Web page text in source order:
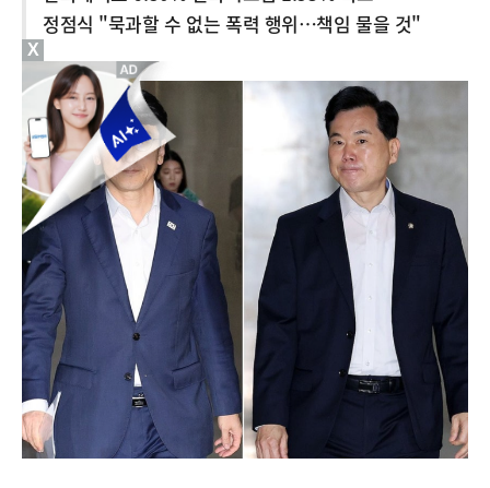
정점식 "묵과할 수 없는 폭력 행위…책임 물을 것"
X